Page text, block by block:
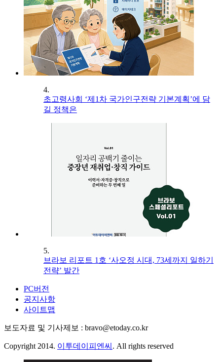
4.
초고령사회 ‘제1차 국가인구전략 기본계획’에 담
길 정책은
5.
브라보 리포트 1호 ‘사오정 시대, 73세까지 일하기
전략’ 발간
PC버전
공지사항
사이트맵
보도자료 및 기사제보 : bravo@etoday.co.kr
Copyright 2014. 이투데이피엔씨 . All rights reserved